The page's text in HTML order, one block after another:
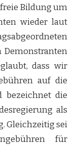
Bildung um
wieder laut
Demonstranten
dass wir
auf die
bezeichnet die
als
Gleichzeitig sei
für